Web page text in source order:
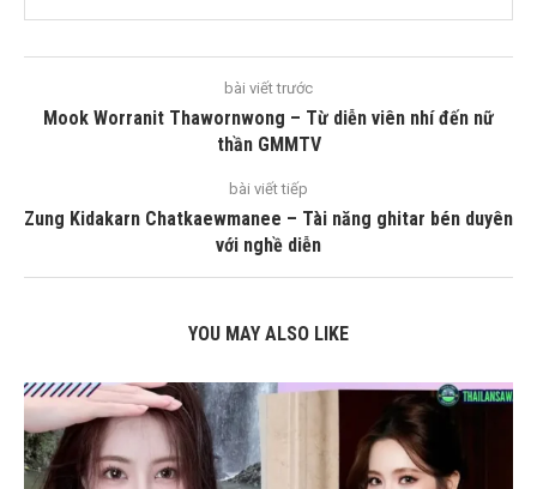
bài viết trước
Mook Worranit Thawornwong – Từ diễn viên nhí đến nữ
thần GMMTV
bài viết tiếp
Zung Kidakarn Chatkaewmanee – Tài năng ghitar bén duyên
với nghề diễn
YOU MAY ALSO LIKE